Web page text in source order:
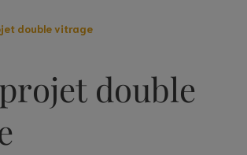
double vitrage
double